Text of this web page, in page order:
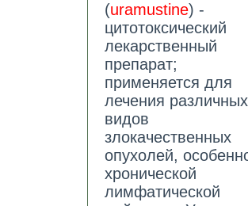
(uramustine) -
цитотоксический
лекарственный
препарат;
применяется для
лечения различных
видов
злокачественных
опухолей,
хронической
лимфатической